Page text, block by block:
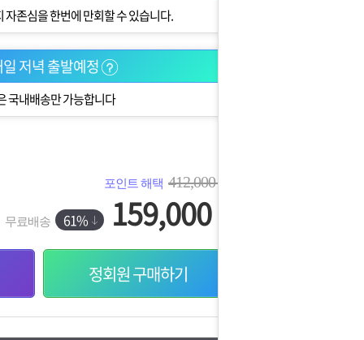
자존심을 한번에 만회할 수 있습니다.
저녁 출발예정
국내배송만 가능합니다
포인트 해택 412,000
무료배송 61% 159,000
정회원 구매하기